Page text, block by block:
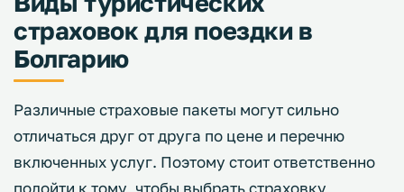
страховок для поездки в
Болгарию
Различные страховые пакеты могут сильно
отличаться друг от друга по цене и перечню
включенных услуг. Поэтому стоит ответственно
подойти к тому, чтобы выбрать страховку,